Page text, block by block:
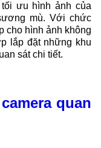
ưu hình ảnh của
mù. Với chức
cho hình ảnh không
lắp đặt những khu
sát chi tiết.
quan